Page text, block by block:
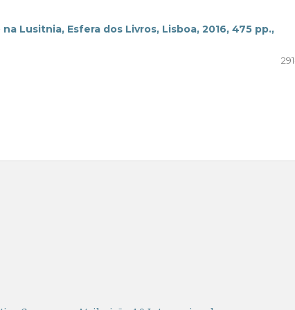
Lusitnia, Esfera dos Livros, Lisboa, 2016, 475 pp.,